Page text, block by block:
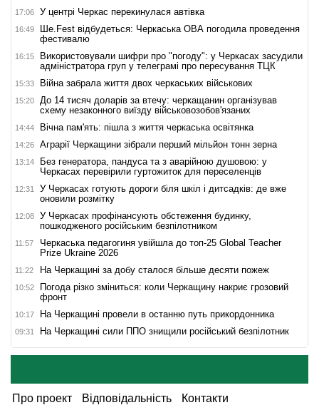
17:06 У центрі Черкас перекинулася автівка
16:49
Ше.Fest відбудеться: Черкаська ОВА погодила проведення
фестивалю
16:15
Використовували шифри про "погоду": у Черкасах засудили
адміністратора груп у телеграмі про пересування ТЦК
15:33 Війна забрала життя двох черкаських військових
15:20
До 14 тисяч доларів за втечу: черкащанин організував
схему незаконного виїзду військовозобов'язаних
14:44 Вічна пам'ять: пішла з життя черкаська освітянка
14:26 Аграрії Черкащини зібрали перший мільйон тонн зерна
13:14
Без генератора, пандуса та з аварійною душовою: у
Черкасах перевірили гуртожиток для переселенців
12:31
У Черкасах готують дороги біля шкіл і дитсадків: де вже
оновили розмітку
12:08
У Черкасах профінансують обстеження будинку,
пошкодженого російським безпілотником
11:57
Черкаська педагогиня увійшла до топ-25 Global Teacher
Prize Ukraine 2026
11:22 На Черкащині за добу сталося більше десяти пожеж
10:52
Погода різко зміниться: коли Черкащину накриє грозовий
фронт
10:17 На Черкащині провели в останню путь прикордонника
09:31 На Черкащині сили ППО знищили російський безпілотник
Про проект Відповідальність Контакти